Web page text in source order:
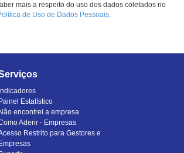
mais a respeito do uso dos dados coletados no
de Uso de Dados Pessoais.
Indicadores
Painel Estatístico
Não encontrei a empresa
Aderir - Empresas
Restrito para Gestores e
Empresas